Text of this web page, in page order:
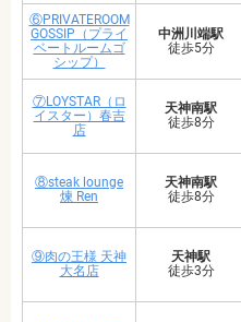
⑥PRIVATEROOM
GOSSIP（プライ
ベートルームゴ
シップ）
中洲川端駅
徒歩5分
⑦LOYSTAR（ロ
イスター）春吉
店
天神南駅
徒歩8分
⑧steak lounge
煉 Ren
天神南駅
徒歩8分
⑨肉の王様 天神
大名店
天神駅
徒歩3分